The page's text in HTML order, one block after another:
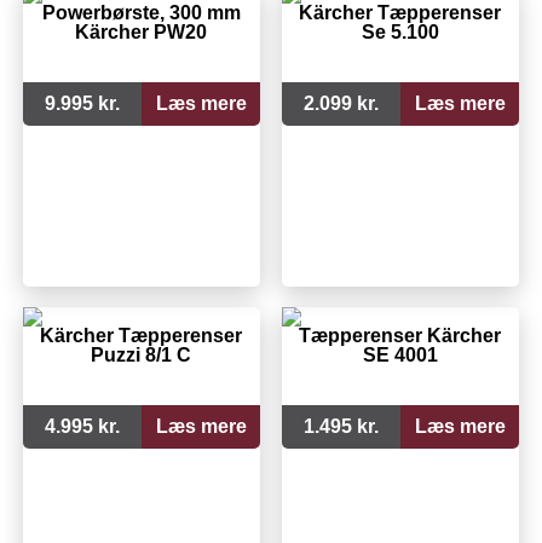
Powerbørste, 300 mm
Kärcher PW20
9.995 kr. Læs mere
Kärcher Tæpperenser
Se 5.100
2.099 kr. Læs mere
Kärcher Tæpperenser
Puzzi 8/1 C
4.995 kr. Læs mere
Tæpperenser Kärcher
SE 4001
1.495 kr. Læs mere